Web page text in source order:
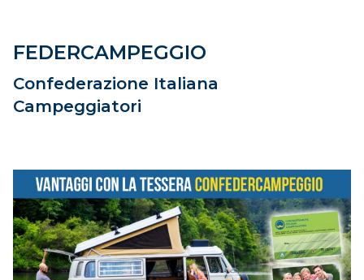
FEDERCAMPEGGIO
Confederazione Italiana
Campeggiatori